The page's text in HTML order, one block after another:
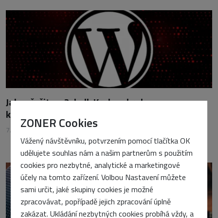
ZONER Cookies
Vážený návštěvníku, potvrzením pomocí tlačítka OK
udělujete souhlas nám a našim partnerům s použitím
cookies pro nezbytné, analytické a marketingové
účely na tomto zařízení. Volbou Nastavení můžete
sami určit, jaké skupiny cookies je možné
zpracovávat, popřípadě jejich zpracování úplně
zakázat. Ukládání nezbytných cookies probíhá vždy, a
Jak vyřešit wp2shell: Krok za krokem
k odstranění viru z WordPressu
7. srpna 2026 • Vojtěch Tomášek